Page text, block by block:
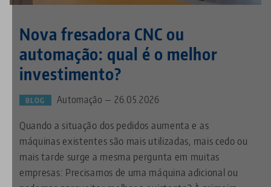
Nova fresadora CNC ou
automação: qual é o melhor
investimento?
BLOG Automação — 26.05.2026
Quando a situação dos pedidos aumenta e as
máquinas existentes são mais utilizadas, mais cedo ou
mais tarde surge a mesma pergunta em muitas
empresas: Precisamos de uma máquina adicional ou